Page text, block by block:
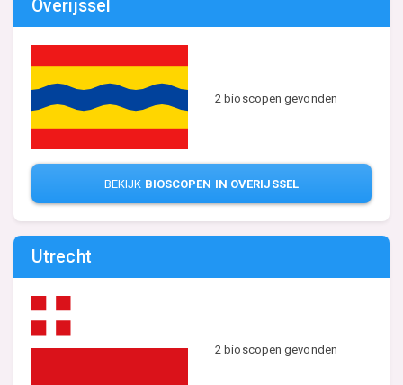
Overijssel
2 bioscopen gevonden
BEKIJK BIOSCOPEN IN OVERIJSSEL
Utrecht
2 bioscopen gevonden